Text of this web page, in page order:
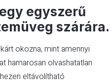
egyszerű
szárára.
okozna, mint amennyi
hamarosan olvashatatlan
eltávolítható